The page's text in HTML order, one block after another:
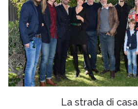
La strada di casa